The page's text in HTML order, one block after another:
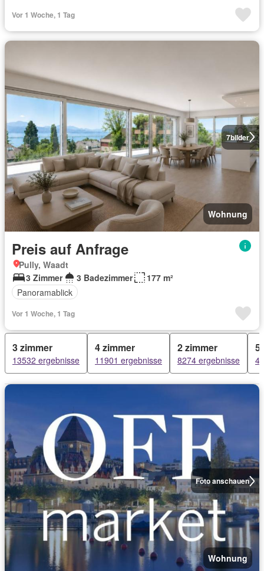
Vor 1 Woche, 1 Tag
7bilder
Wohnung
Preis auf Anfrage
Pully, Waadt
3 Zimmer
3 Badezimmer
177 m²
Panoramablick
Vor 1 Woche, 1 Tag
3 zimmer
13532 ergebnisse
4 zimmer
11901 ergebnisse
2 zimmer
8274 ergebnisse
5
Foto anschauen
Wohnung